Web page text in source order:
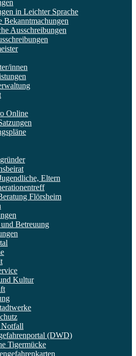
in Leichter Sprache
Bekanntmachungen
Ausschreibungen
innen
Online
Eltern
Flörsheim
Betreuung
Kultur
(DWD)
Tigermücke